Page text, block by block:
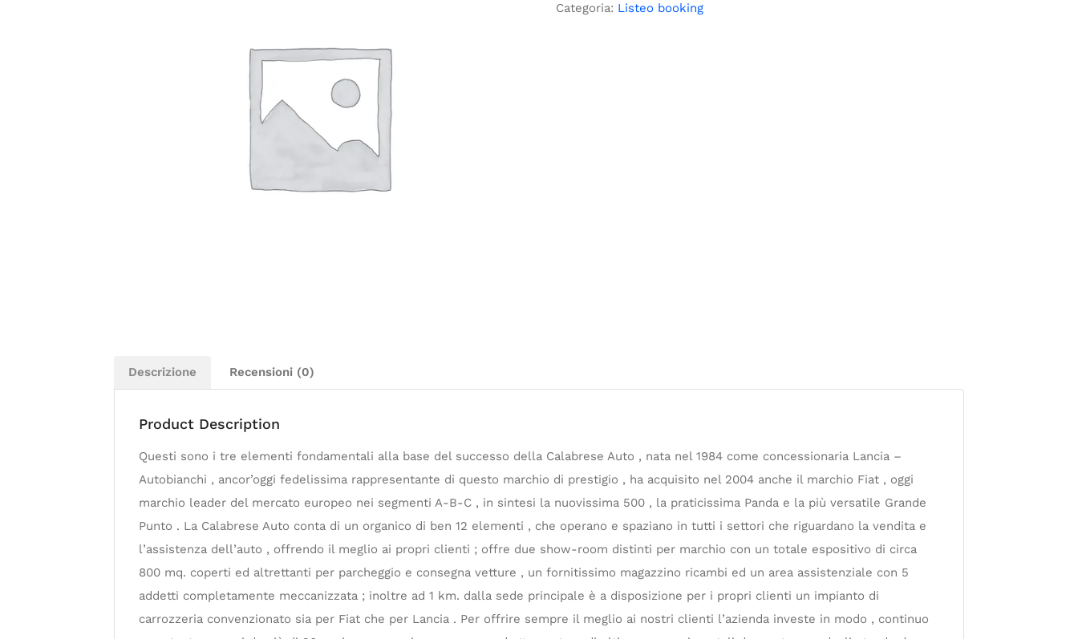
Categoria: Listeo booking
Descrizione Recensioni (0)
Product Description
Questi sono i tre elementi fondamentali alla base del successo della Calabrese Auto , nata nel 1984 come concessionaria Lancia –
Autobianchi , ancor’oggi fedelissima rappresentante di questo marchio di prestigio , ha acquisito nel 2004 anche il marchio Fiat , oggi
marchio leader del mercato europeo nei segmenti A-B-C , in sintesi la nuovissima 500 , la praticissima Panda e la più versatile Grande
Punto . La Calabrese Auto conta di un organico di ben 12 elementi , che operano e spaziano in tutti i settori che riguardano la vendita e
l’assistenza dell’auto , offrendo il meglio ai propri clienti ; offre due show-room distinti per marchio con un totale espositivo di circa
800 mq. coperti ed altrettanti per parcheggio e consegna vetture , un fornitissimo magazzino ricambi ed un area assistenziale con 5
addetti completamente meccanizzata ; inoltre ad 1 km. dalla sede principale è a disposizione per i propri clienti un impianto di
carrozzeria convenzionato sia per Fiat che per Lancia . Per offrire sempre il meglio ai nostri clienti l’azienda investe in modo , continuo